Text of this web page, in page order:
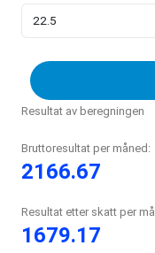
Resultat av beregningen
Bruttoresultat per måned:
2166.67
Resultat etter skatt per
1679.17